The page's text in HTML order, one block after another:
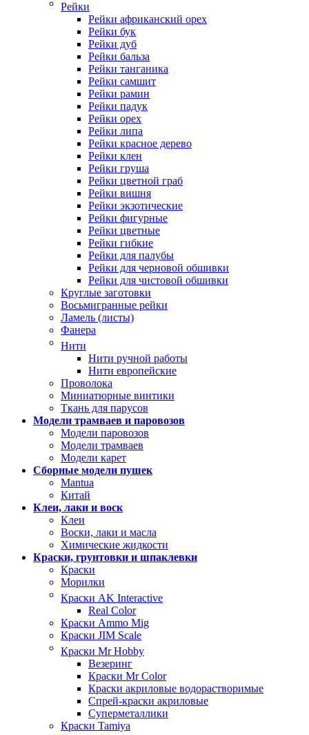
Рейки
Рейки африканский орех
Рейки бук
Рейки дуб
Рейки бальза
Рейки танганика
Рейки самшит
Рейки рамин
Рейки падук
Рейки орех
Рейки липа
Рейки красное дерево
Рейки клен
Рейки груша
Рейки цветной граб
Рейки вишня
Рейки экзотические
Рейки фигурные
Рейки цветные
Рейки гибкие
Рейки для палубы
Рейки для черновой обшивки
Рейки для чистовой обшивки
Круглые заготовки
Восьмигранные рейки
Ламель (листы)
Фанера
Нити
Нити ручной работы
Нити европейские
Проволока
Миниатюрные винтики
Ткань для парусов
Модели трамваев и паровозов
Модели паровозов
Модели трамваев
Модели карет
Сборные модели пушек
Mantua
Китай
Клеи, лаки и воск
Клеи
Воски, лаки и масла
Химические жидкости
Краски, грунтовки и шпаклевки
Краски
Морилки
Краски AK Interactive
Real Color
Краски Ammo Mig
Краски JIM Scale
Краски Mr Hobby
Везеринг
Краски Mr Color
Краски акриловые водорастворимые
Спрей-краски акриловые
Суперметаллики
Краски Tamiya